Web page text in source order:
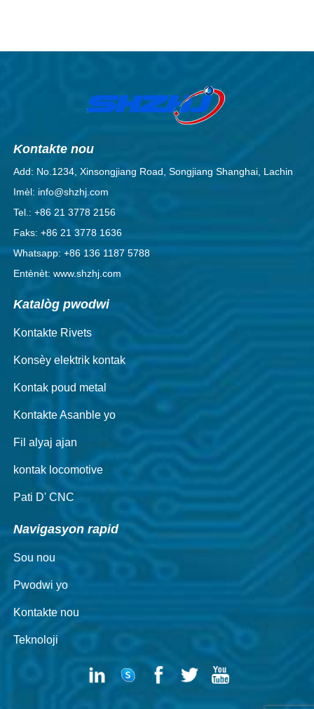
Kontakte nou
Add: No.1234, Xinsongjiang Road, Songjiang Shanghai, Lachin
Imèl: info@shzhj.com
Tel.: +86 21 3778 2156
Faks: +86 21 3778 1636
Whatsapp: +86 136 1187 5788
Entènèt: www.shzhj.com
Katalòg pwodwi
Kontakte Rivets
Konsèy elektrik kontak
Kontak poud metal
Kontakte Asanble yo
Fil alyaj ajan
kontak locomotive
Pati D' CNC
Navigasyon rapid
Sou nou
Pwodwi yo
Kontakte nou
Teknoloji